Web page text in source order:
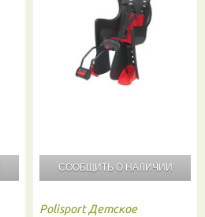
СООБЩИТЬ О НАЛИЧИИ
Polisport Детское